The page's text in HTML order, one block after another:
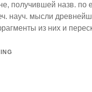
получившей назв. по
науч. мысли
из них и